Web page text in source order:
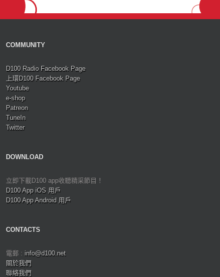
COMMUNITY
D100 Radio Facebook Page
上環D100 Facebook Page
Youtube
e-shop
Patreon
TuneIn
Twitter
DOWNLOAD
立即下載D100 app收聽精采節目！
D100 App iOS 用戶
D100 App Android 用戶
CONTACTS
電郵 : info@d100.net
關於我們
聯絡我們